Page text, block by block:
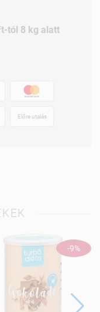
tól 8 kg alatt
Előre utalás
-9%